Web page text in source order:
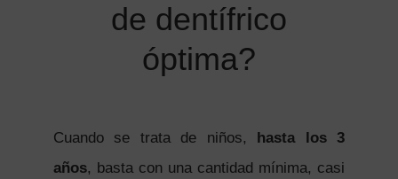
de dentífrico
óptima?
Cuando se trata de niños, hasta los 3
años, basta con una cantidad mínima, casi